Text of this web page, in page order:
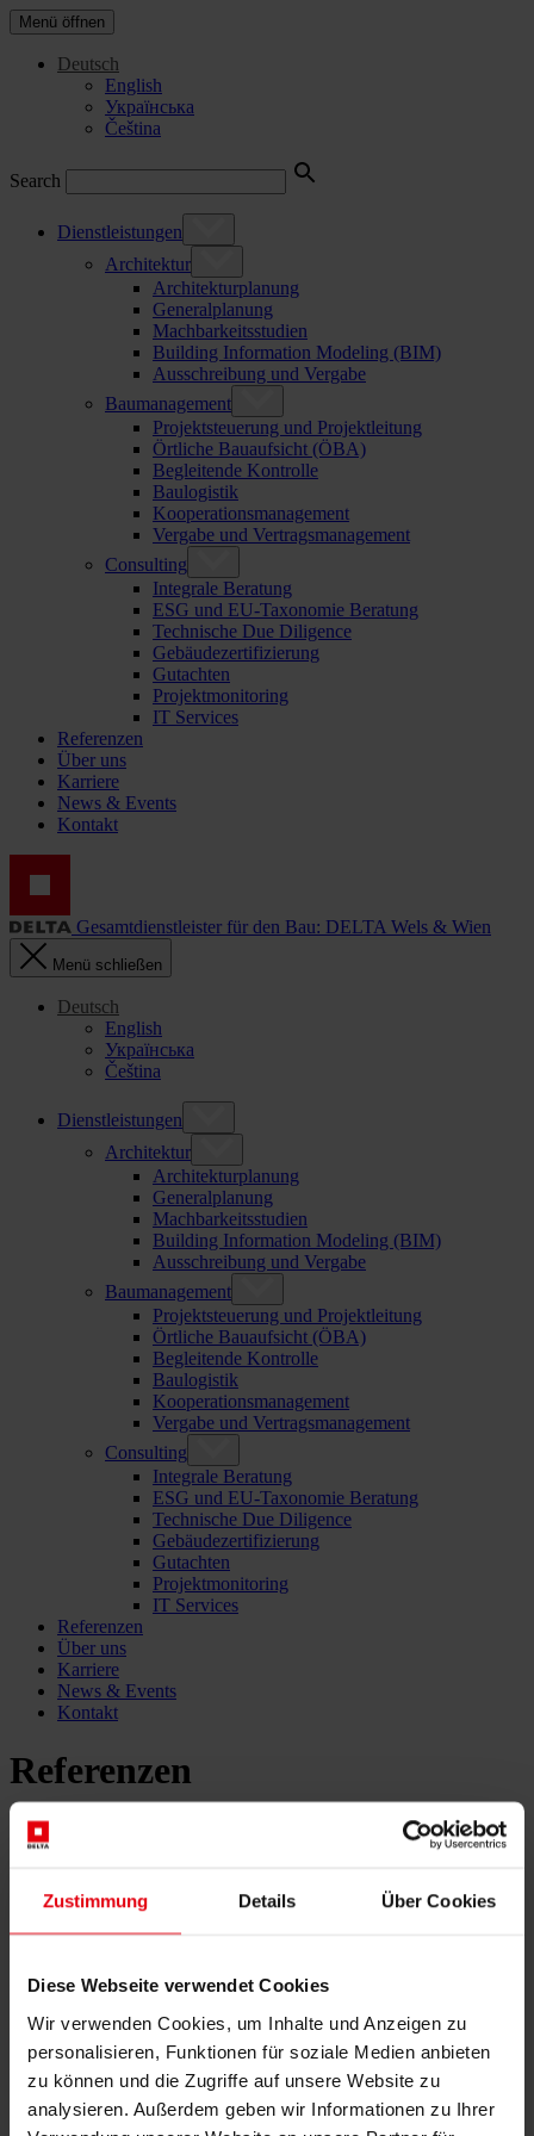
Zustimmung Details Über Cookies
Diese Webseite verwendet Cookies
Wir verwenden Cookies, um Inhalte und Anzeigen zu
personalisieren, Funktionen für soziale Medien anbieten
zu können und die Zugriffe auf unsere Website zu
analysieren. Außerdem geben wir Informationen zu Ihrer
Menü öffnen
Deutsch
English
Українська
Čeština
Search
Dienstleistungen
Architektur
Architekturplanung
Generalplanung
Machbarkeitsstudien
Building Information Modeling (BIM)
Ausschreibung und Vergabe
Baumanagement
Projektsteuerung und Projektleitung
Örtliche Bauaufsicht (ÖBA)
Begleitende Kontrolle
Baulogistik
Kooperationsmanagement
Vergabe und Vertragsmanagement
Consulting
Integrale Beratung
ESG und EU-Taxonomie Beratung
Technische Due Diligence
Gebäudezertifizierung
Gutachten
Projektmonitoring
IT Services
Referenzen
Über uns
Karriere
News & Events
Kontakt
Gesamtdienstleister für den Bau: DELTA Wels & Wien
Menü schließen
Deutsch
English
Українська
Čeština
Dienstleistungen
Architektur
Architekturplanung
Generalplanung
Machbarkeitsstudien
Building Information Modeling (BIM)
Ausschreibung und Vergabe
Baumanagement
Projektsteuerung und Projektleitung
Örtliche Bauaufsicht (ÖBA)
Begleitende Kontrolle
Baulogistik
Kooperationsmanagement
Vergabe und Vertragsmanagement
Consulting
Integrale Beratung
ESG und EU-Taxonomie Beratung
Technische Due Diligence
Gebäudezertifizierung
Gutachten
Projektmonitoring
IT Services
Referenzen
Über uns
Karriere
News & Events
Kontakt
Referenzen
Gradačac Wasser –
Projektdurchführung
einschließlich Beschaffung und
Bauaufsicht
Alle Referenzen
Projektdetails
Auftraggeber: